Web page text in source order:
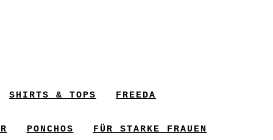
SHIRTS & TOPS FREEDA
PONCHOS
FÜR STARKE FRAUEN